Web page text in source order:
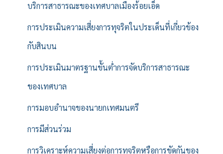
บริการสาธารณะของเทศบาลเมืองร้อยเอ็ด
การประเมินความเสี่ยงการทุจริตในประเด็นที่เกี่ยวข้อง
กับสินบน
การประเมินมาตรฐานขั้นต่ำการจัดบริการสาธารณะ
ของเทศบาล
การมอบอำนาจของนายกเทศมนตรี
การมีส่วนร่วม
การวิเคราะห์ความเสี่ยงต่อการทุจริตหรือการขัดกันของ